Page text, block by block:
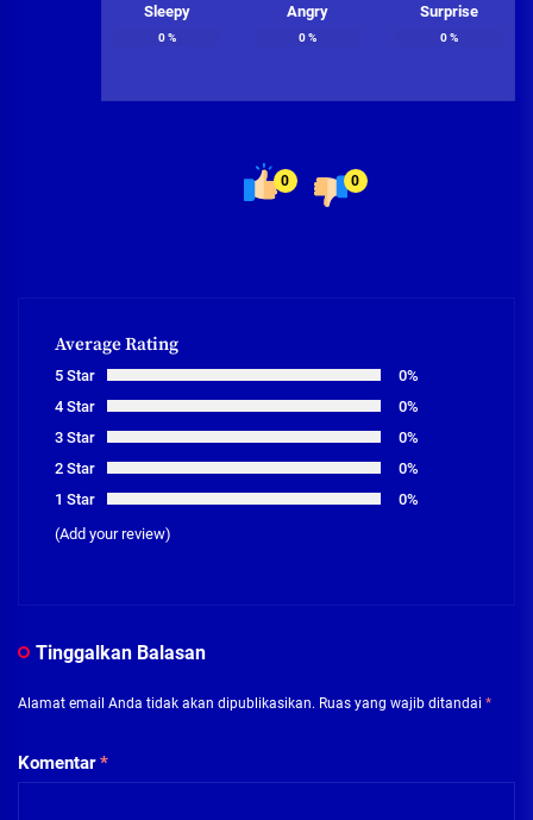
Sleepy
0%
Angry
0%
Surprise
0%
0 0
Average Rating
5 Star
0%
4 Star
0%
3 Star
0%
2 Star
0%
1 Star
0%
(Add your review)
Tinggalkan Balasan
Alamat email Anda tidak akan dipublikasikan. Ruas yang wajib ditandai *
Komentar*